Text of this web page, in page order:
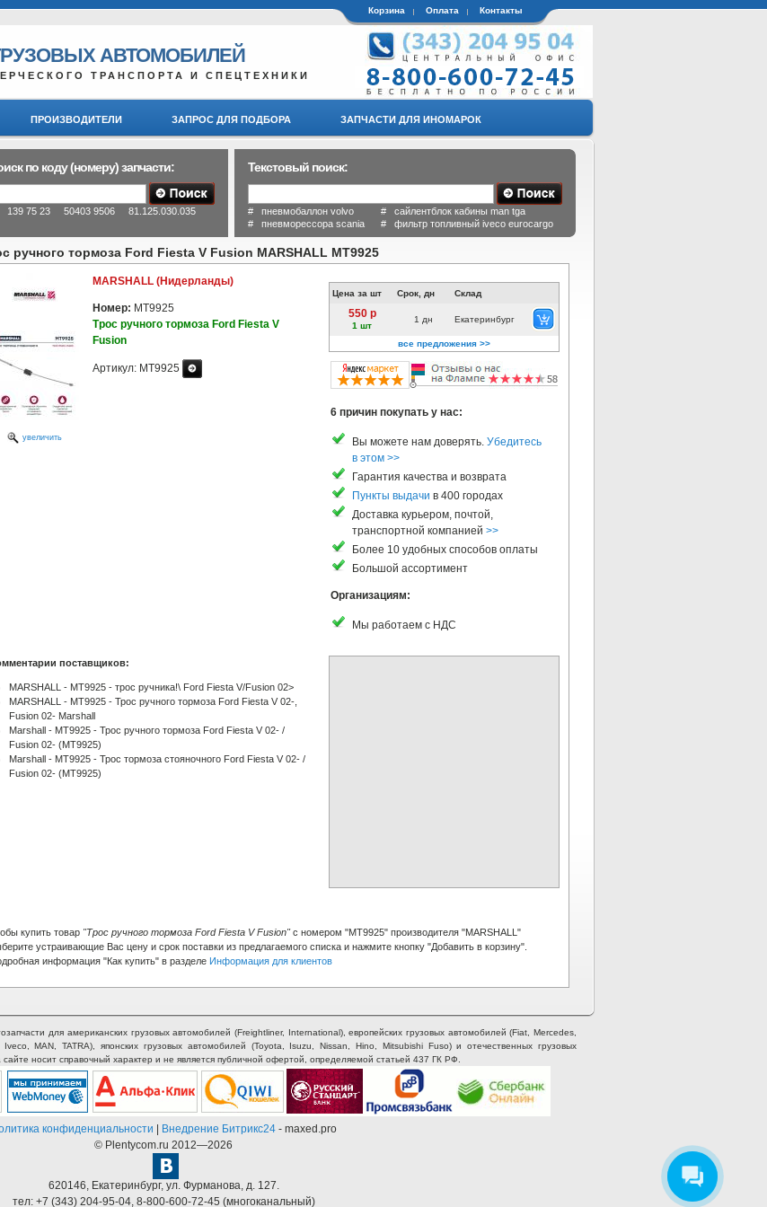
Корзина Оплата Контакты
АВТОМОБИЛЕЙ
ТРАНСПОРТА И СПЕЦТЕХНИКИ
ПРОИЗВОДИТЕЛИ ЗАПРОС ДЛЯ ПОДБОРА ЗАПЧАСТИ ДЛЯ ИНОМАРОК
по коду (номеру) запчасти:
75 23 50403 9506 81.125.030.035
Текстовый поиск:
# пневмобаллон volvo # сайлентблок кабины man tga
# пневморессора scania # фильтр топливный iveco eurocargo
ручного тормоза Ford Fiesta V Fusion MARSHALL MT9925
увеличить
MARSHALL (Нидерланды)
Номер: MT9925
Трос ручного тормоза Ford Fiesta V
Fusion
Артикул: MT9925
Цена за шт Срок, дн Склад
550 р
1 шт
1 дн Екатеринбург
все предложения >>
6 причин покупать у нас:
Вы можете нам доверять. Убедитесь
в этом >>
Гарантия качества и возврата
Пункты выдачи в 400 городах
Доставка курьером, почтой,
транспортной компанией >>
Более 10 удобных способов оплаты
Большой ассортимент
Организациям:
Мы работаем с НДС
поставщиков:
MARSHALL - MT9925 - трос ручника!\ Ford Fiesta V/Fusion 02>
MARSHALL - MT9925 - Трос ручного тормоза Ford Fiesta V 02-,
Fusion 02- Marshall
Marshall - MT9925 - Трос ручного тормоза Ford Fiesta V 02- /
Fusion 02- (MT9925)
Marshall - MT9925 - Трос тормоза стояночного Ford Fiesta V 02- /
Fusion 02- (MT9925)
купить товар "Трос ручного тормоза Ford Fiesta V Fusion"с номером "MT9925" производителя "MARSHALL"
устраивающие Вас цену и срок поставки из предлагаемого списка и нажмите кнопку "Добавить в корзину".
информация "Как купить" в разделе Информация для клиентов
для американских грузовых автомобилей (Freightliner, International), европейских грузовых автомобилей (Fiat, Mercedes,
MAN, TATRA), японских грузовых автомобилей (Toyota, Isuzu, Nissan, Hino, Mitsubishi Fuso) и отечественных грузовых
носит справочный характер и не является публичной офертой, определяемой статьей 437 ГК РФ.
конфиденциальности Внедрение Битрикс24 - maxed.pro
© Plentycom.ru 2012—2026
620146, Екатеринбург, ул. Фурманова, д. 127.
тел: +7 (343) 204-95-04, 8-800-600-72-45 (многоканальный)